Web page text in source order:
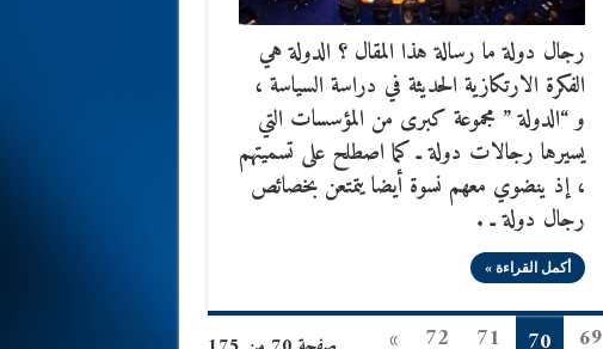
رجال دولة ما رسالة هذا المقال ؟ الدولة هي
الفكرة الارتكازية الحديثة في دراسة السياسة ،
و “الدولة ” مجموعة كبرى من المؤسسات التي
يسيرها رجالات دولة ـ كما اصطلح على تسميتهم
، إذ ينضوي معهم نسوة أيضا يتمتعن بخصائص
رجال دولة ـ .
أكمل القراءة »
69
71
72
»